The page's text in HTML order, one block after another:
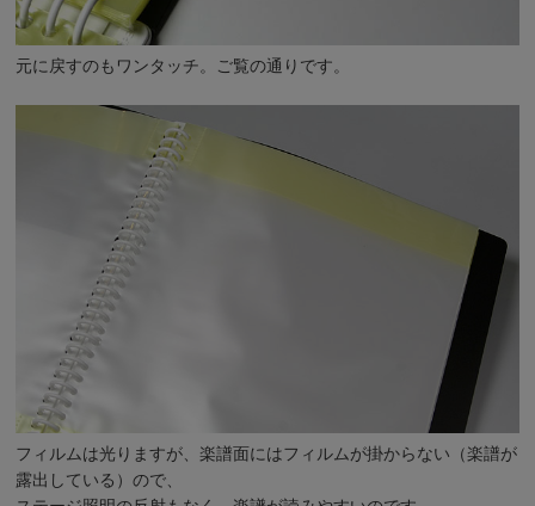
元に戻すのもワンタッチ。ご覧の通りです。
フィルムは光りますが、楽譜面にはフィルムが掛からない（楽譜が
露出している）ので、